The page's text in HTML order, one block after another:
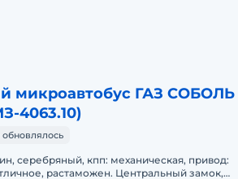
микроавтобус ГАЗ СОБОЛЬ
4063.10)
серебряный, кпп: механическая, привод:
Центральный замок,